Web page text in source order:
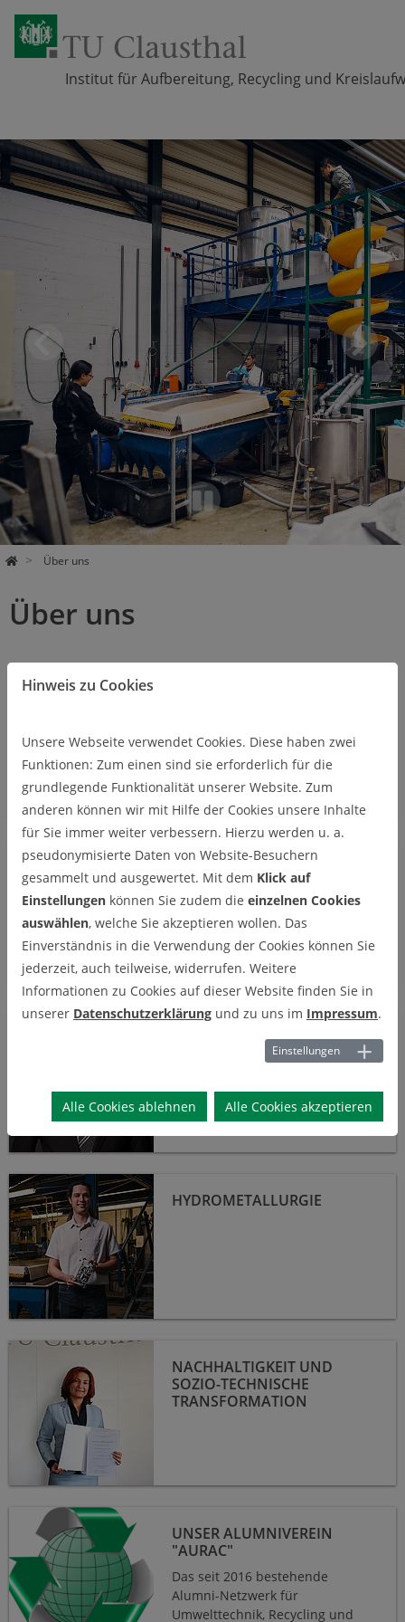
Zum Inhalt springen
Institut für Aufbereitung, Recycling und
Pr
eviou
s
Ne
xt
Pa
use
Über uns
Über uns
Unsere Aufgaben und Ziele
Rohstoffaufbereitung und
Recycling sowie die Sanierung
kontaminierter Flächen und die
Abwässer sind die Schwerpunkte
des Fachgebietes in Forschung
und Lehre.
Unser Team
UNSER TEAM
Die Kolleginnen und Kollegen des
Rohstoffaufbereitung und
Recycling.
Rohstoffaufbereitung und Recycling
UND RECYCLING
Hydrometallurgie
HYDROMETALLURGIE
Nachhaltigkeit und sozio-technische Transformation
NACHHALTIGKEIT UND
SOZIO-TECHNISCHE
TRANSFORMATION
Unser Alumniverein "AURAC"
UNSER ALUMNIVEREIN
"AURAC"
Das seit 2016 bestehende
Alumni-Netzwerk für
Umwelttechnik, Recycling und
Hinweis zu Cookies
Unsere Webseite verwendet Cookies. Diese haben zwei
Funktionen: Zum einen sind sie erforderlich für die
grundlegende Funktionalität unserer Website. Zum
anderen können wir mit Hilfe der Cookies unsere Inhalte
für Sie immer weiter verbessern. Hierzu werden u. a.
pseudonymisierte Daten von Website-Besuchern
gesammelt und ausgewertet. Mit dem Klick auf
Einstellungen können Sie zudem die einzelnen Cookies
auswählen, welche Sie akzeptieren wollen. Das
Einverständnis in die Verwendung der Cookies können Sie
jederzeit, auch teilweise, widerrufen. Weitere
Informationen zu Cookies auf dieser Website finden Sie in
unserer Datenschutzerklärung und zu uns im Impressum.
Einstellungen
Alle Cookies ablehnen Alle Cookies akzeptieren